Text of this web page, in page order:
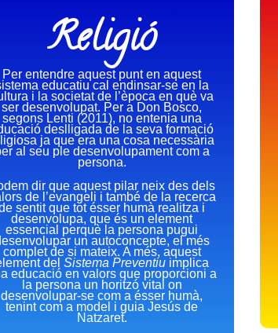
Religió
Per entendre aquest punt en aquest
educatiu cal endinsar-se en la
i la societat de l’època en què va
ser desenvolupat. Per a Don Bosco,
segons Lenti (2011), no entenia una
deslligada de la seva formació
ja que era una cosa necessària
al seu ple desenvolupament com a
persona.
dir que aquest pilar neix des dels
de l’evangeli i també de la recerca
sentit que tot ésser humà realitza i
desenvolupa, que és un element
essencial perquè la persona pugui
un autoconcepte, el més
complet de si mateix. A més, aquest
del Sistema Preventiu implica
educació en valors que proporcioni a
la persona un horitzó vital on
desenvolupar-se com a ésser humà,
tenint com a model i guia Jesús de
Natzaret.